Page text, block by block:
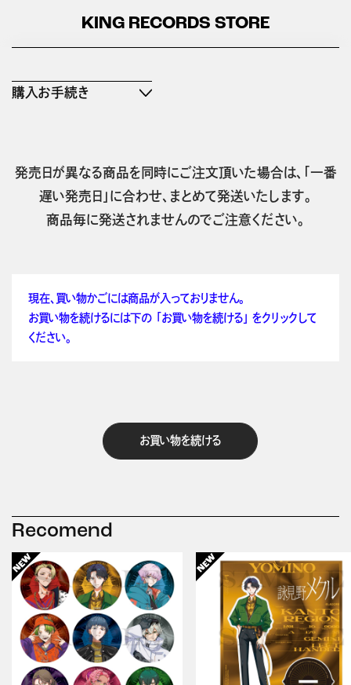
KING RECORDS STORE
購入お手続き
発売日が異なる商品を同時にご注文頂いた場合は、「一番
遅い発売日」に合わせ、まとめて発送いたします。
商品毎に発送されませんのでご注意ください。
現在、買い物かごには商品が入っておりません。
お買い物を続けるには下の 「お買い物を続ける」 をクリックして
ください。
お買い物を続ける
Recomend